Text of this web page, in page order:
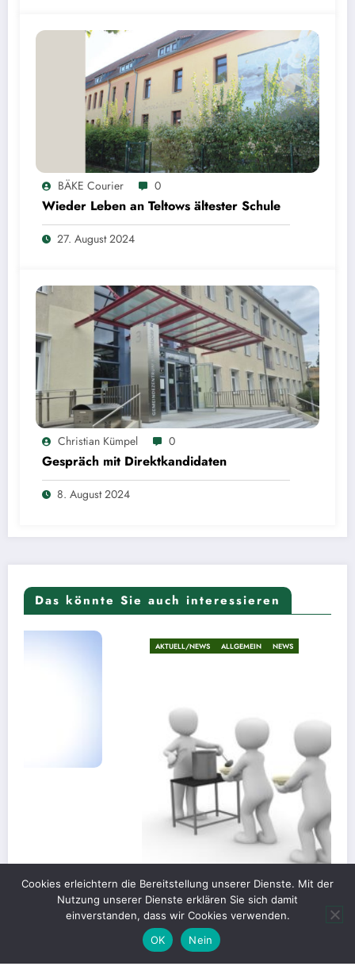
BÄKE Courier 0
Wieder Leben an Teltows ältester Schule
27. August 2024
Christian Kümpel 0
Gespräch mit Direktkandidaten
8. August 2024
Das könnte Sie auch interessieren
ALLGEMEIN NEWS
Gerechte Verteilung oder Blockade für
Cookies erleichtern die Bereitstellung unserer Dienste. Mit der
Nutzung unserer Dienste erklären Sie sich damit
einverstanden, dass wir Cookies verwenden.
OK
Nein